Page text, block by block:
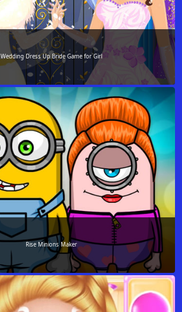
Wedding Dress Up Bride Game for Girl
Rise Minions Maker